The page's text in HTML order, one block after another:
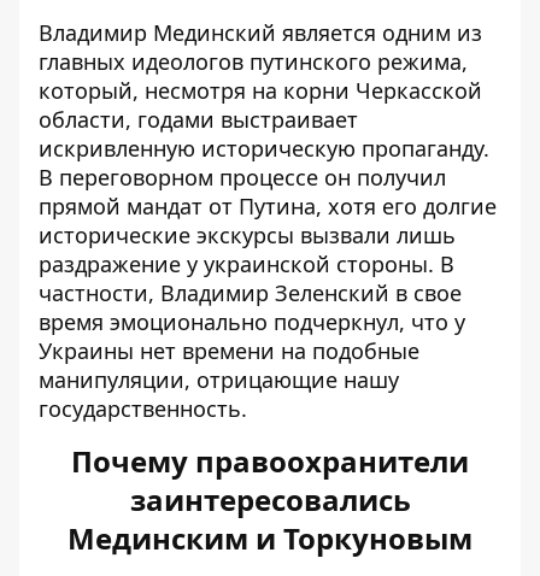
Владимир Мединский является одним из
главных идеологов путинского режима,
который, несмотря на корни Черкасской
области, годами выстраивает
искривленную историческую пропаганду.
В переговорном процессе он получил
прямой мандат от Путина, хотя его долгие
исторические экскурсы вызвали лишь
раздражение у украинской стороны. В
частности, Владимир Зеленский в свое
время эмоционально подчеркнул, что у
Украины нет времени на подобные
манипуляции, отрицающие нашу
государственность.
Почему правоохранители
заинтересовались
Мединским и Торкуновым